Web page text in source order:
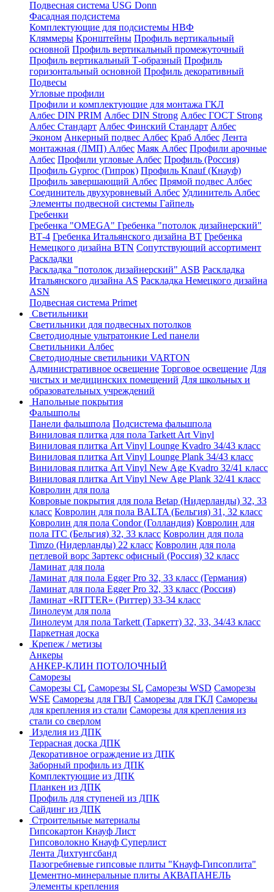
Подвесная система USG Donn
Фасадная подсистема
Комплектующие для подсистемы НВФ
Кляммеры Кронштейны Профиль вертикальный
основной Профиль вертикальный промежуточный
Профиль вертикальный Т-образный Профиль
горизонтальный основной Профиль декоративный
Подвесы
Угловые профили
Профили и комплектующие для монтажа ГКЛ
Албес DIN PRIM Албес DIN Strong Албес ГОСТ Strong
Албес Стандарт Албес Финский Стандарт Албес
Эконом Анкерный подвес Албес Краб Албес Лента
монтажная (ЛМП) Албес Маяк Албес Профили арочные
Албес Профили угловые Албес Профиль (Россия)
Профиль Gyproc (Гипрок) Профиль Knauf (Кнауф)
Профиль завершающий Албес Прямой подвес Албес
Соединитель двухуровневый Албес Удлинитель Албес
Элементы подвесной системы Гайпель
Гребенки
Гребенка "OMEGA" Гребенка "потолок дизайнерский"
ВТ-4 Гребенка Итальянского дизайна BT Гребенка
Немецкого дизайна ВТN Сопутствующий ассортимент
Раскладки
Раскладка "потолок дизайнерский" ASB Раскладка
Итальянского дизайна AS Раскладка Немецкого дизайна
АSN
Подвесная система Primet
Светильники
Светильники для подвесных потолков
Светодиодные ультратонкие Led панели
Светильники Албес
Светодиодные светильники VARTON
Административное освещение Торговое освещение Для
чистых и медицинских помещений Для школьных и
образовательных учреждений
Напольные покрытия
Фальшполы
Панели фальшпола Подсистема фальшпола
Виниловая плитка для пола Tarkett Art Vinyl
Виниловая плитка Art Vinyl Lounge Kvadro 34/43 класс
Виниловая плитка Art Vinyl Lounge Plank 34/43 класс
Виниловая плитка Art Vinyl New Age Kvadro 32/41 класс
Виниловая плитка Art Vinyl New Age Plank 32/41 класс
Ковролин для пола
Ковровые покрытия для пола Betap (Нидерланды) 32, 33
класс Ковролин для пола BALTA (Бельгия) 31, 32 класс
Ковролин для пола Condor (Голландия) Ковролин для
пола ITC (Бельгия) 32, 33 класс Ковролин для пола
Timzo (Нидерланды) 22 класс Ковролин для пола
петлевой ворс Зартекс офисный (Россия) 32 класс
Ламинат для пола
Ламинат для пола Egger Pro 32, 33 класс (Германия)
Ламинат для пола Egger Pro 32, 33 класс (Россия)
Ламинат «RITTER» (Риттер) 33-34 класс
Линолеум для пола
Линолеум для пола Tarkett (Таркетт) 32, 33, 34/43 класс
Паркетная доска
Крепеж / метизы
Анкеры
АНКЕР-КЛИН ПОТОЛОЧНЫЙ
Саморезы
Саморезы CL Саморезы SL Саморезы WSD Саморезы
WSE Саморезы для ГВЛ Саморезы для ГКЛ Саморезы
для крепления из стали Саморезы для крепления из
стали со сверлом
Изделия из ДПК
Террасная доска ДПК
Декоративное ограждение из ДПК
Заборный профиль из ДПК
Комплектующие из ДПК
Планкен из ДПК
Профиль для ступеней из ДПК
Сайдинг из ДПК
Строительные материалы
Гипсокартон Кнауф Лист
Гипсоволокно Кнауф Суперлист
Лента Дихтунгсбанд
Пазогребневые гипсовые плиты "Кнауф-Гипсоплита"
Цементно-минеральные плиты АКВАПАНЕЛЬ
Элементы крепления